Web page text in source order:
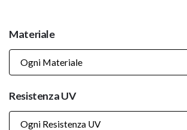
Materiale
Ogni Materiale
Resistenza UV
Ogni Resistenza UV